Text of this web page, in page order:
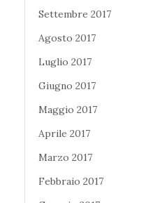
Settembre 2017
Agosto 2017
Luglio 2017
Giugno 2017
Maggio 2017
Aprile 2017
Marzo 2017
Febbraio 2017